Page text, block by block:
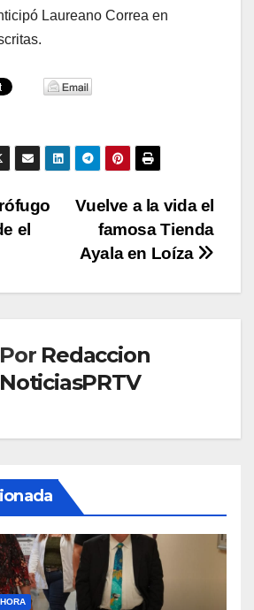
Laureano Correa en
Vuelve a la vida el
famosa Tienda
Ayala en Loíza
el
Por Redaccion
NoticiasPRTV